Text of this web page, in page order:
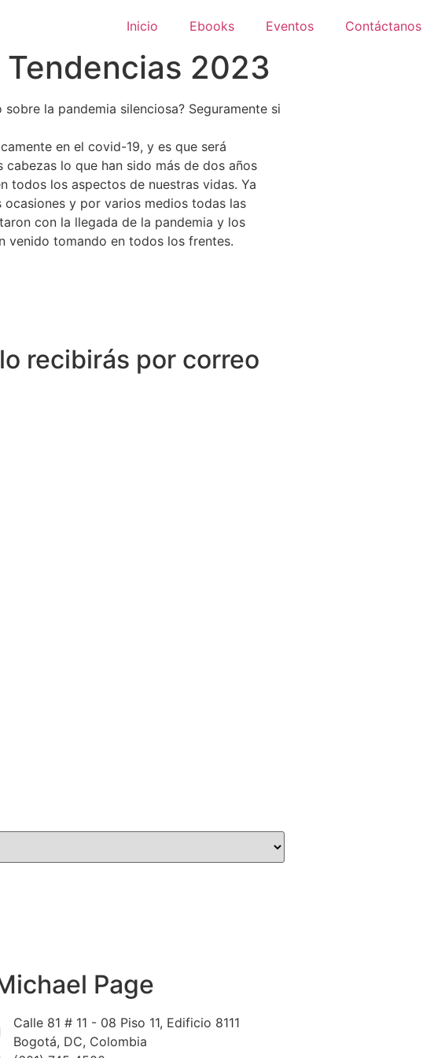
Inicio Ebooks Eventos Contáctanos
Tendencias 2023
la pandemia silenciosa? Seguramente si
en el covid-19, y es que será
cabezas lo que han sido más de dos años
todos los aspectos de nuestras vidas. Ya
ocasiones y por varios medios todas las
con la llegada de la pandemia y los
venido tomando en todos los frentes.
recibirás por correo
Page
Calle 81 # 11 - 08 Piso 11, Edificio 8111
Bogotá, DC, Colombia